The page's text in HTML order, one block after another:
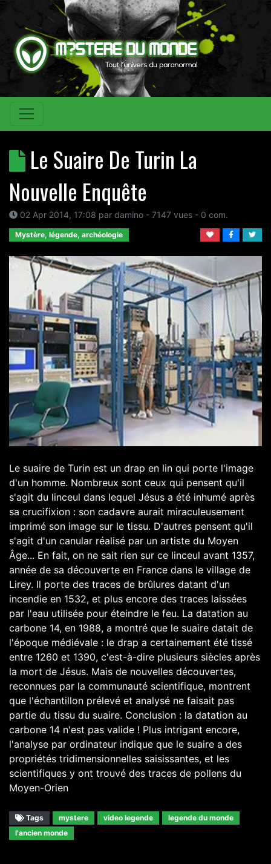
Le Suaire De Turin La
Nouvelle Enquête
02 Apr 2014, 17:08 par damino - 7147 vues - 0 com.
Mystère, légende, archéologie
Le suaire de Turin est un drap en lin qui porte l'image
d'un homme. Nombreux sont ceux qui pensent qu'il
s'agit du linceul dans lequel Jésus a été inhumé après
sa crucifixion : son cadavre aurait miraculeusement
imprimé son image sur le tissu. D'autres pensent qu'il
s'agit d'un canular réalisé par un artiste du Moyen
Âge... En fait, on ne sait rien sur ce linceul avant 1357,
année de sa découverte en France dans le village de
Lirey. Il porte des traces de brûlures datant d'un
incendie en 1532, et plus encore des traces laissées
par l'eau utilisée pour éteindre le feu. La datation au
carbone 14, en 1988, a montré que le suaire datait de
l'époque médiévale : le drap a certainement été tissé
entre 1260 et 1390, c'est-à-dire plusieurs siècles après
la mort de Jésus. Mais de nouvelles découvertes,
reconnues par la communauté scientifique, montrent
que l'échantillon prélevé et analysé ne faisait pas
partie du tissu du suaire. Conclusion : la datation au
carbone 14 n'est pas valide ! Plus intrigant encore,
l'analyse par ordinateur indique que le suaire a des
propriétés tridimensionnelles saisissantes, et les
scientifiques y ont trouvé des traces de pollens du
Moyen-Orien
Tags mystere video legende
legende du monde
l'ancien monde